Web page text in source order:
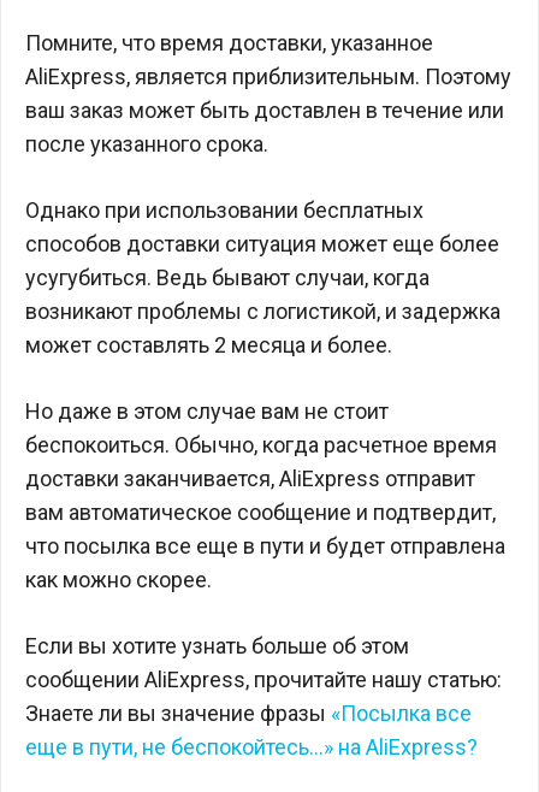
Помните, что время доставки, указанное
AliExpress, является приблизительным. Поэтому
ваш заказ может быть доставлен в течение или
после указанного срока.
Однако при использовании бесплатных
способов доставки ситуация может еще более
усугубиться. Ведь бывают случаи, когда
возникают проблемы с логистикой, и задержка
может составлять 2 месяца и более.
Но даже в этом случае вам не стоит
беспокоиться. Обычно, когда расчетное время
доставки заканчивается, AliExpress отправит
вам автоматическое сообщение и подтвердит,
что посылка все еще в пути и будет отправлена
как можно скорее.
Если вы хотите узнать больше об этом
сообщении AliExpress, прочитайте нашу статью:
Знаете ли вы значение фразы «Посылка все
еще в пути, не беспокойтесь…» на AliExpress?